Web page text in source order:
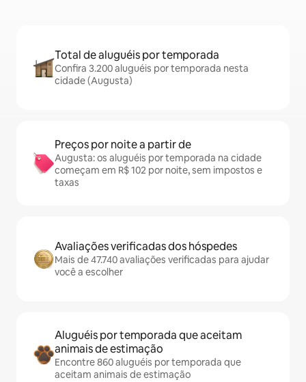
Total de aluguéis por temporada
Confira 3.200 aluguéis por temporada nesta
cidade (Augusta)
Preços por noite a partir de
Augusta: os aluguéis por temporada na cidade
começam em R$ 102 por noite, sem impostos e
taxas
Avaliações verificadas dos hóspedes
Mais de 47.740 avaliações verificadas para ajudar
você a escolher
Aluguéis por temporada que aceitam
animais de estimação
Encontre 860 aluguéis por temporada que
aceitam animais de estimação